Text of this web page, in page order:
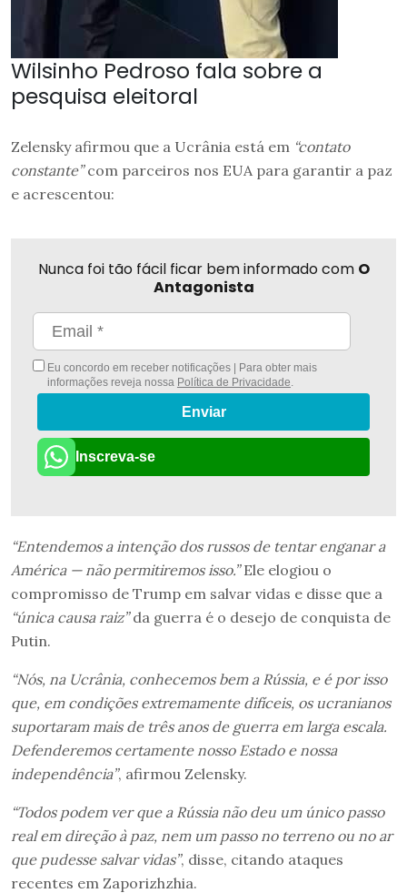
Wilsinho Pedroso fala sobre a
pesquisa eleitoral
Zelensky afirmou que a Ucrânia está em “contato
constante”com parceiros nos EUA para garantir a paz
e acrescentou:
Nunca foi tão fácil ficar bem informado com O
Antagonista
Eu concordo em receber notificações | Para obter mais
informações reveja nossa Política de Privacidade.
Enviar
Inscreva-se
“Entendemos a intenção dos russos de tentar enganar a
América — não permitiremos isso.”Ele elogiou o
compromisso de Trump em salvar vidas e disse que a
“única causa raiz”da guerra é o desejo de conquista de
Putin.
“Nós, na Ucrânia, conhecemos bem a Rússia, e é por isso
que, em condições extremamente difíceis, os ucranianos
suportaram mais de três anos de guerra em larga escala.
Defenderemos certamente nosso Estado e nossa
independência”, afirmou Zelensky.
“Todos podem ver que a Rússia não deu um único passo
real em direção à paz, nem um passo no terreno ou no ar
que pudesse salvar vidas”, disse, citando ataques
recentes em Zaporizhzhia.